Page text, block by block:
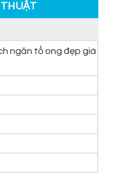
ngăn tổ ong đẹp giá